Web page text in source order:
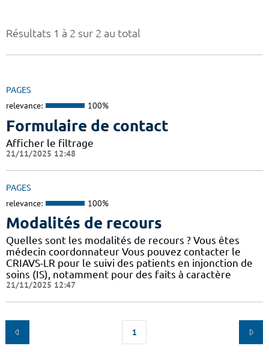
Résultats 1 à 2 sur 2 au total
PAGES
relevance: 100%
Formulaire de contact
Afficher le filtrage
21/11/2025 12:48
PAGES
relevance: 100%
Modalités de recours
Quelles sont les modalités de recours ? Vous êtes
médecin coordonnateur Vous pouvez contacter le
CRIAVS-LR pour le suivi des patients en injonction de
soins (IS), notamment pour des faits à caractère
21/11/2025 12:47
1